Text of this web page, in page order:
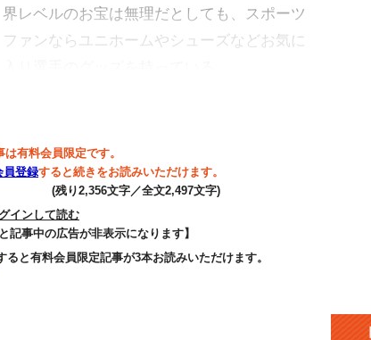
界レベルのお宝は無理だとしても、スポーツ
ファンならユニホームやシューズなどお気に
は有料会員限定です。
員登録すると続きをお読みいただけます。
(残り2,356文字／全文2,497文字)
インして読む
記事中の広告が非表示になります】
ると有料会員限定記事が3本お読みいただけます。